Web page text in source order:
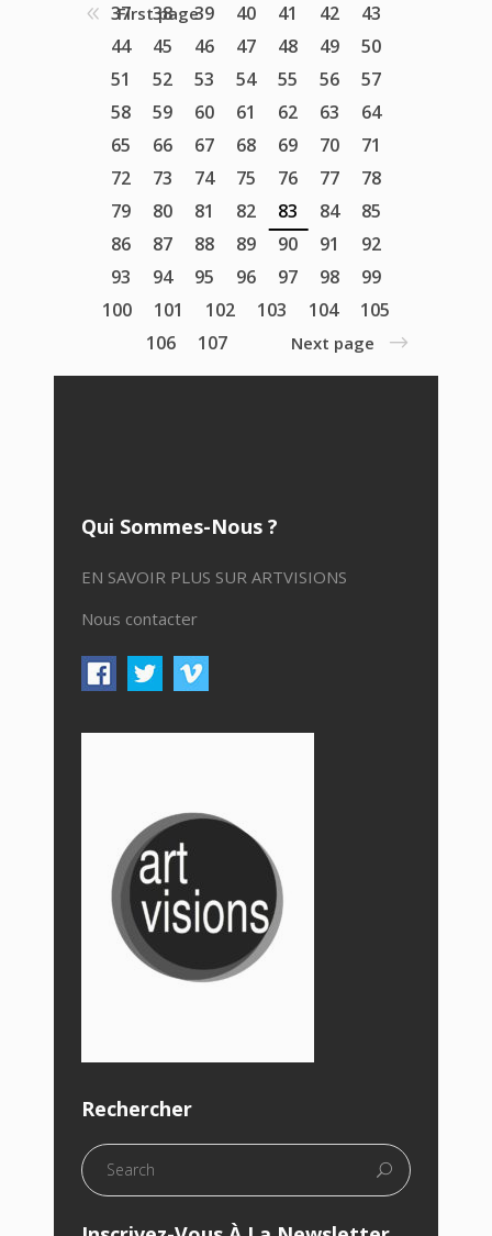
First page
37
38 39 40 41 42
43
44
45 46 47 48 49
50
51
52 53 54 55 56
57
58
59 60 61 62 63
64
65
66 67 68 69 70
71
72
73 74 75 76 77
78
79
80 81 82 83 84
85
86
87 88 89 90 91
92
93
94 95 96 97 98
99
100
101 102 103 104
105
106
107 Next page
Qui Sommes-Nous ?
EN SAVOIR PLUS SUR ARTVISIONS
Nous contacter
Rechercher